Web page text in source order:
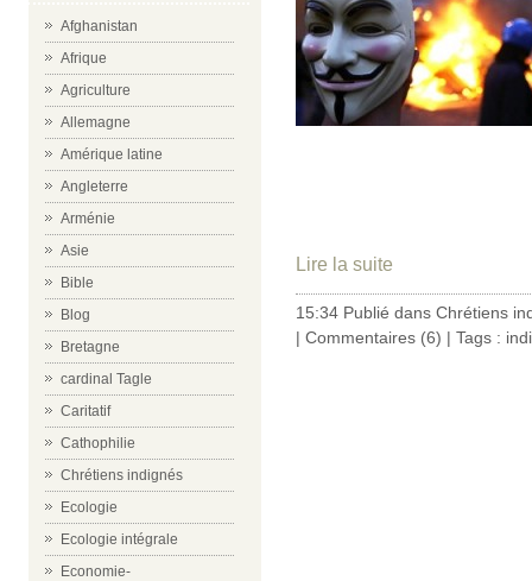
Afghanistan
Afrique
Agriculture
Allemagne
Amérique latine
Angleterre
Arménie
Asie
Bible
Blog
Bretagne
cardinal Tagle
Caritatif
Cathophilie
Chrétiens indignés
Ecologie
Ecologie intégrale
Economie-
Lire la suite
15:34 Publié dans Chrétiens
| Commentaires (6) | Tags :